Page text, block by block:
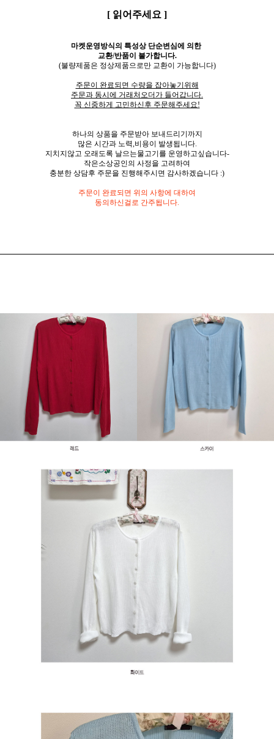
[ 읽어주세요 ]
마켓운영방식의 특성상 단순변심에 의한
교환/반품이 불가합니다.
(불량제품은 정상제품으로만 교환이 가능합니다)
주문이 완료되면 수량을 잡아놓기위해
주문과 동시에 거래처오더가 들어갑니다.
꼭 신중하게 고민하신후 주문해주세요!
하나의 상품을 주문받아 보내드리기까지
많은 시간과 노력,비용이 발생됩니다.
지치지않고 오래도록 날으는물고기를 운영하고싶습니다-
작은소상공인의 사정을 고려하여
충분한 상담후 주문을 진행해주시면 감사하겠습니다 :)
주문이 완료되면 위의 사항에 대하여
동의하신걸로 간주됩니다.